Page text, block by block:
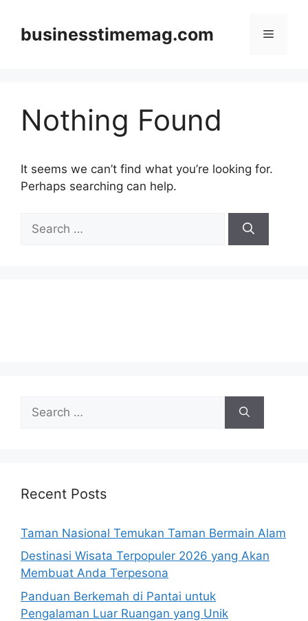
contentbusinesstimemag.com Menu
Nothing Found
It seems we can’t find what you’re looking for.
Perhaps searching can help.
for:
for:
Recent Posts
Taman Nasional Temukan Taman Bermain Alam
Destinasi Wisata Terpopuler 2026 yang Akan
Membuat Anda Terpesona
Panduan Berkemah di Pantai untuk
Pengalaman Luar Ruangan yang Unik